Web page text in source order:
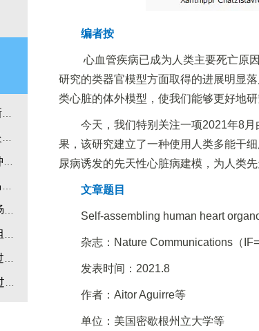
编者按
心血管疾病已成为人类主要死亡原
研究的类器官模型方面取得的进展明显
类心脏的体外模型，使我们能够更好地研
今天，我们特别关注一项2021年8
果，该研究建立了一种使用人类多能干
尿病诱发的先天性心脏病建模，为人类
文章题目
Self-assembling human heart
杂志：Nature Communications（
发表时间：2021.8
作者：Aitor Aguirre等
单位：美国密歇根州立大学等